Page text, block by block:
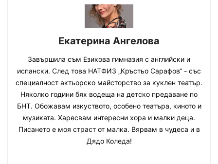
Екатерина Ангелова
Завършила съм Езикова гимназия с английски и
испански. След това НАТФИЗ „Кръстьо Сарафов“ - със
специалност актьорско майсторство за куклен театър.
Няколко години бях водеща на детско предаване по
БНТ. Обожавам изкуството, особено театъра, киното и
музиката. Харесвам интересни хора и малки деца.
Писането е моя страст от малка. Вярвам в чудеса и в
Дядо Коледа!